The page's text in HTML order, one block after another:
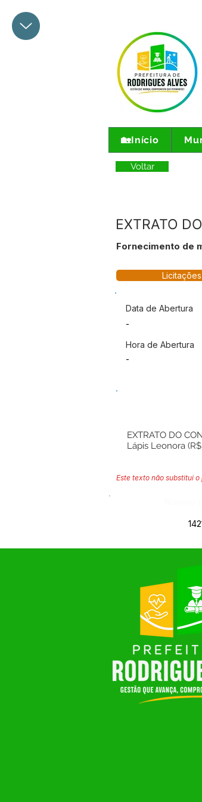
🏡Início
Voltar
EXTRATO
Fornecimento de
Licitações
Data de Abertura
-
Hora de Abertura
-
EXTRATO DO
Lápis Leonora
Este texto não substitui